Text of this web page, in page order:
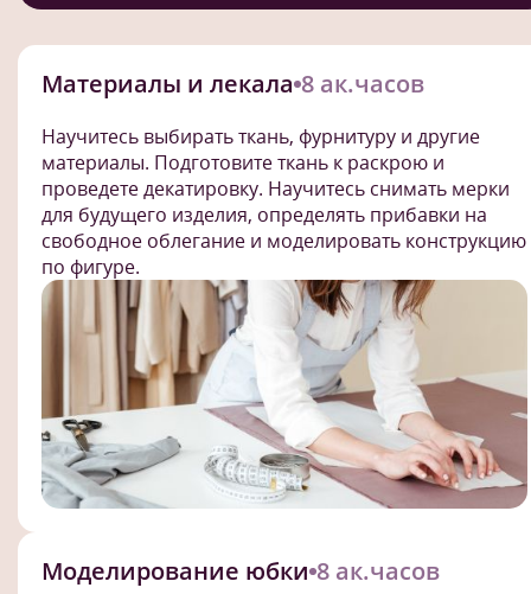
Материалы и лекала 8 ак.часов
Научитесь выбирать ткань, фурнитуру и другие
материалы. Подготовите ткань к раскрою и
проведете декатировку. Научитесь снимать мерки
для будущего изделия, определять прибавки на
свободное облегание и моделировать конструкцию
по фигуре.
Моделирование юбки 8 ак.часов